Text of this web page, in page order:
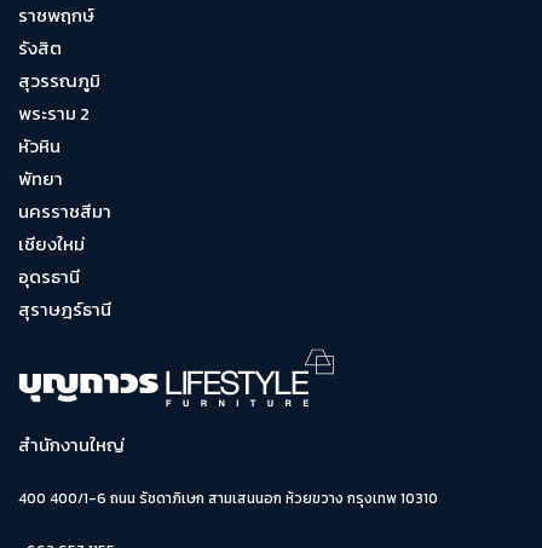
ราชพฤกษ์
รังสิต
สุวรรณภูมิ
พระราม 2
หัวหิน
พัทยา
นครราชสีมา
เชียงใหม่
อุดรธานี
สุราษฎร์ธานี
สำนักงานใหญ่
400 400/1-6 ถนน รัชดาภิเษก สามเสนนอก ห้วยขวาง กรุงเทพ 10310